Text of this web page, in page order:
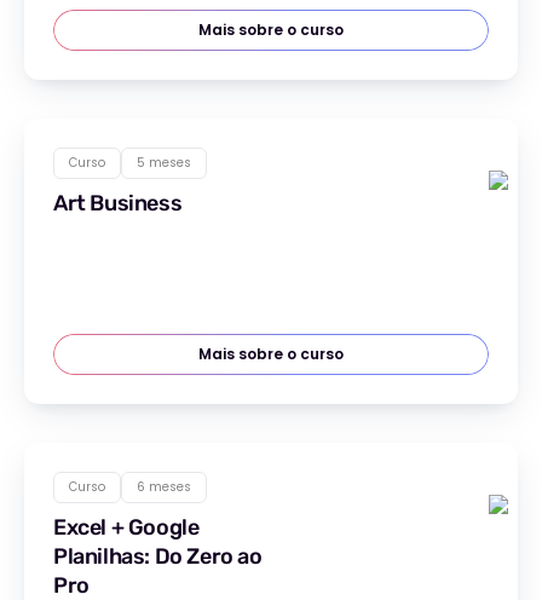
Mais sobre o curso
Curso 5 meses
Art Business
Mais sobre o curso
Curso 6 meses
Excel + Google
Planilhas: Do Zero ao
Pro